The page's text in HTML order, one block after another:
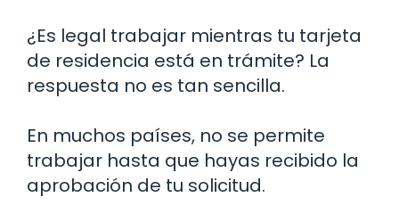
¿Es legal trabajar mientras tu tarjeta
de residencia está en trámite? La
respuesta no es tan sencilla.
En muchos países, no se permite
trabajar hasta que hayas recibido la
aprobación de tu solicitud.